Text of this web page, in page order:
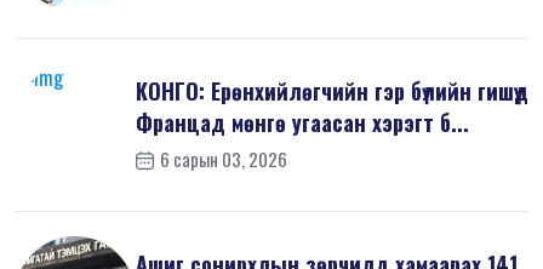
КОНГО: Ерөнхийлөгчийн гэр бүлийн гишүүд
Францад мөнгө угаасан хэрэгт б...
6 сарын 03, 2026